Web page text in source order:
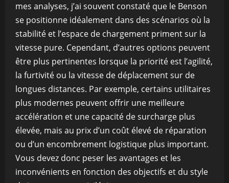
mes analyses, j’ai souvent constaté que le Benson
se positionne idéalement dans des scénarios où la
stabilité et l’espace de chargement priment sur la
vitesse pure. Cependant, d’autres options peuvent
être plus pertinentes lorsque la priorité est l’agilité,
la furtivité ou la vitesse de déplacement sur de
longues distances. Par exemple, certains utilitaires
plus modernes peuvent offrir une meilleure
accélération et une capacité de surcharge plus
élevée, mais au prix d’un coût élevé de réparation
ou d’un encombrement logistique plus important.
Vous devez donc peser les avantages et les
inconvénients en fonction des objectifs et du style